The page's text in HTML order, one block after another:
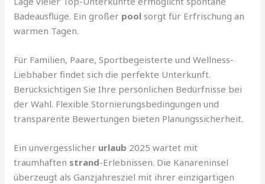
Badeausflüge. Ein großer pool sorgt für Erfrischung an
warmen Tagen.
Für Familien, Paare, Sportbegeisterte und Wellness-
Liebhaber findet sich die perfekte Unterkunft.
Berücksichtigen Sie Ihre persönlichen Bedürfnisse bei
der Wahl. Flexible Stornierungsbedingungen und
transparente Bewertungen bieten Planungssicherheit.
Ein unvergesslicher urlaub 2025 wartet mit
traumhaften strand-Erlebnissen. Die Kanareninsel
überzeugt als Ganzjahresziel mit ihrer einzigartigen